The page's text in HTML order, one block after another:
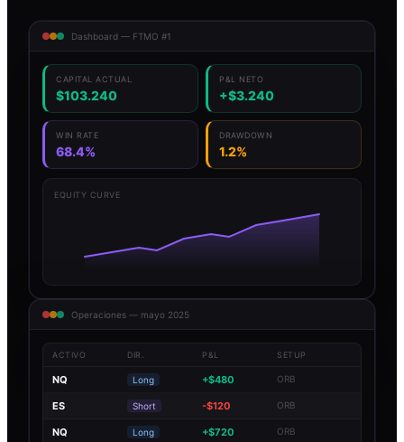
Dashboard — FTMO #1
CAPITAL ACTUAL
$103.240
P&L NETO
+$3.240
WIN RATE
68.4%
DRAWDOWN
1.2%
EQUITY CURVE
Operaciones — mayo 2025
ACTIVO DIR. P&L SETUP
NQ Long +$480 ORB
ES Short -$120 ORB
NQ Long +$720 ORB